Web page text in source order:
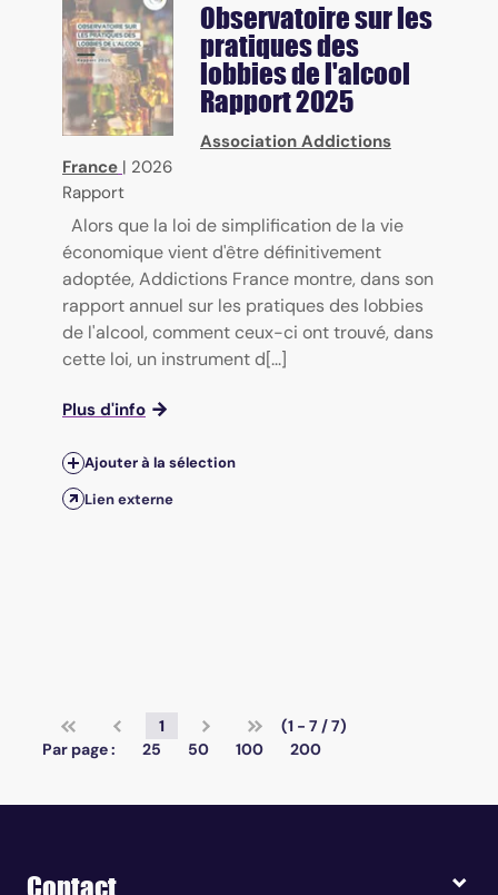
Observatoire sur les
pratiques des
lobbies de l'alcool
Rapport 2025
Association Addictions
France | 2026
Rapport
Alors que la loi de simplification de la vie
économique vient d'être définitivement
adoptée, Addictions France montre, dans son
rapport annuel sur les pratiques des lobbies
de l'alcool, comment ceux-ci ont trouvé, dans
cette loi, un instrument d[...]
Plus d'info
Ajouter à la sélection
Lien externe
1
(1 - 7 / 7)
Par page :
25 50 100 200
Contact